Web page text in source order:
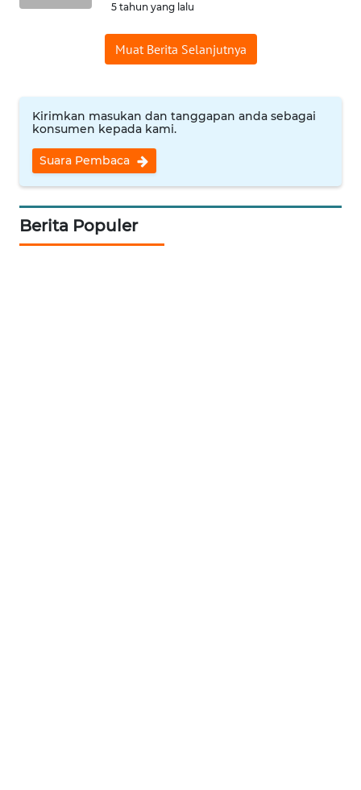
5 tahun yang lalu
Muat Berita Selanjutnya
Kirimkan masukan dan tanggapan anda sebagai
konsumen kepada kami.
Suara Pembaca
Berita Populer
BARAT
WN
SERAMBI
WN
JAMBI
WN
SULTRA